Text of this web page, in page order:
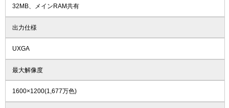
32MB、メインRAM共有
出力仕様
UXGA
最大解像度
1600×1200(1,677万色)